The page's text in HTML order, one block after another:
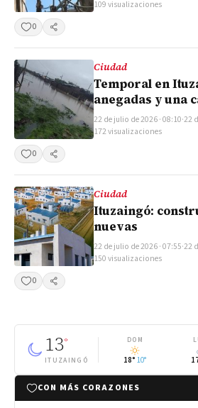
109 visualizaciones
0
Compartir
Ciudad
Temporal en
anegadas y una
22 de julio de 2026 · 08:10·22
172 visualizaciones
0
Compartir
Ciudad
Ituzaingó:
nuevas
22 de julio de 2026 · 07:55·22
150 visualizaciones
0
Compartir
13°
ITUZAINGÓ
DOM
18° 10°
CON MÁS CORAZONES